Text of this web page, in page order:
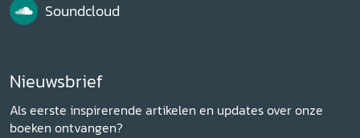
Soundcloud
Nieuwsbrief
Als eerste inspirerende artikelen en updates over onze
boeken ontvangen?